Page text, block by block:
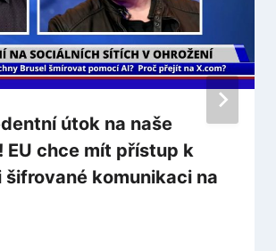
útok na naše
EU chce mít přístup k
šifrované komunikaci na